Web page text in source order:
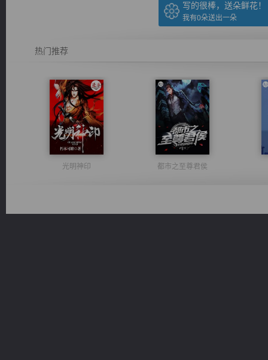
写的很棒，送朵鲜花！
我有0朵送出一朵
热门推荐
光明神印 都市之至尊君侯